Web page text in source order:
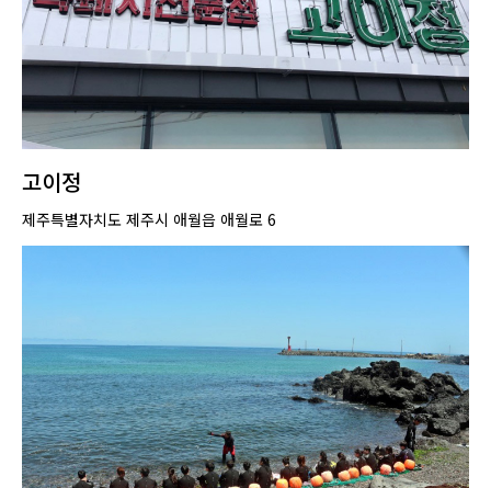
고이정
제주특별자치도 제주시 애월읍 애월로 6